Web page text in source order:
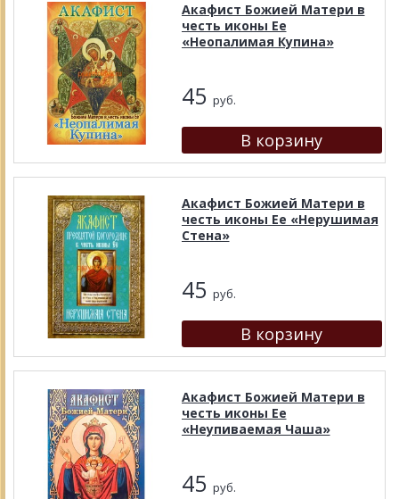
Акафист Божией Матери в
честь иконы Ее
«Неопалимая Купина»
45 руб.
Акафист Божией Матери в
честь иконы Ее «Нерушимая
Стена»
45 руб.
Акафист Божией Матери в
честь иконы Ее
«Неупиваемая Чаша»
45 руб.